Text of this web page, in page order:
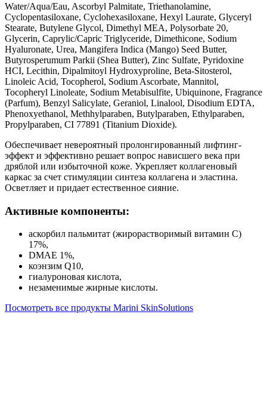
Water/Aqua/Eau, Ascorbyl Palmitate, Triethanolamine,
Cyclopentasiloxane, Cyclohexasiloxane, Hexyl Laurate, Glyceryl
Stearate, Butylene Glycol, Dimethyl MEA, Polysorbate 20,
Glycerin, Caprylic/Capric Triglyceride, Dimethicone, Sodium
Hyaluronate, Urea, Mangifera Indica (Mango) Seed Butter,
Butyrosperumum Parkii (Shea Butter), Zinc Sulfate, Pyridoxine
HCI, Lecithin, Dipalmitoyl Hydroxyproline, Beta-Sitosterol,
Linoleic Acid, Tocopherol, Sodium Ascorbate, Mannitol,
Tocopheryl Linoleate, Sodium Metabisulfite, Ubiquinone, Fragrance
(Parfum), Benzyl Salicylate, Geraniol, Linalool, Disodium EDTA,
Phenoxyethanol, Methhylparaben, Butylparaben, Ethylparaben,
Propylparaben, CI 77891 (Titanium Dioxide).
Обеспечивает невероятный пролонгированный лифтинг-
эффект и эффективно решает вопрос нависшего века при
дряблой или избыточной коже. Укрепляет коллагеновый
каркас за счет стимуляции синтеза коллагена и эластина.
Осветляет и придает естественное сияние.
Активные компоненты:
аскорбил пальмитат (жирорастворимый витамин С)
17%,
DMAE 1%,
коэнзим Q10,
гиалуроновая кислота,
незаменимые жирные кислоты.
Посмотреть все продукты Marini SkinSolutions